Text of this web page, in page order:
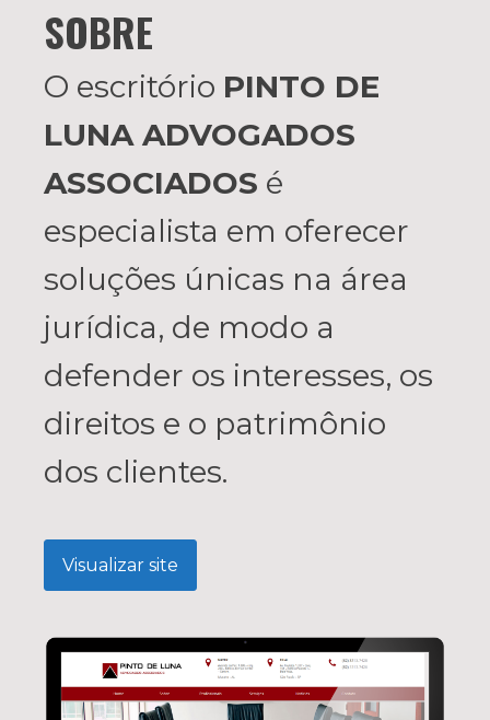
SOBRE
O escritório PINTO DE
LUNA ADVOGADOS
ASSOCIADOS é
especialista em oferecer
soluções únicas na área
jurídica, de modo a
defender os interesses, os
direitos e o patrimônio
dos clientes.
Visualizar site